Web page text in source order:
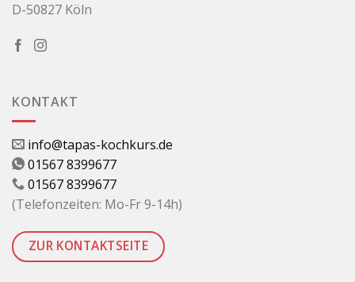
D-50827 Köln
KONTAKT
info@tapas-kochkurs.de
01567 8399677
01567 8399677
(Telefonzeiten: Mo-Fr 9-14h)
ZUR KONTAKTSEITE